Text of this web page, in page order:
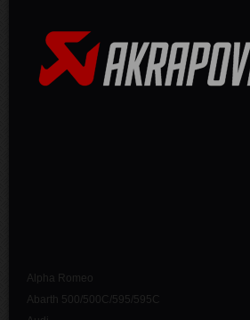
Alpha Romeo
Abarth 500/500C/595/595C